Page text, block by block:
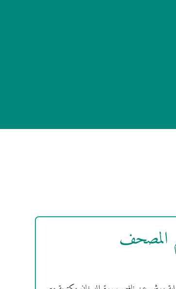
المصحف